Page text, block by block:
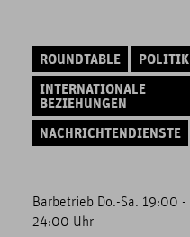
ROUNDTABLE
POLITIK
INTERNATIONALE
BEZIEHUNGEN
NACHRICHTENDIENSTE
Barbetrieb Do.-Sa. 19:00 -
24:00 Uhr